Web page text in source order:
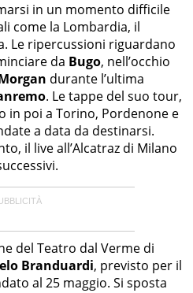
in un momento difficile
come la Lombardia, il
Le ripercussioni riguardano
da Bugo, nell’occhio
durante l’ultima
. Le tappe del suo tour,
in poi a Torino, Pordenone e
a data da destinarsi.
il live all’Alcatraz di Milano
del Teatro dal Verme di
Branduardi, previsto per il
al 25 maggio. Si sposta